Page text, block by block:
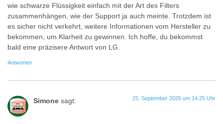
wie schwarze Flüssigkeit einfach mit der Art des Filters
zusammenhängen, wie der Support ja auch meinte. Trotzdem ist
es sicher nicht verkehrt, weitere Informationen vom Hersteller zu
bekommen, um Klarheit zu gewinnen. Ich hoffe, du bekommst
bald eine präzisere Antwort von LG.
Antworten
Simone sagt: 25. September 2025 um 14:25 Uhr